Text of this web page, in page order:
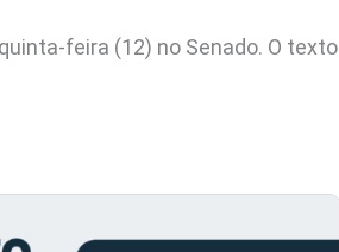
feira (12) no Senado. O texto